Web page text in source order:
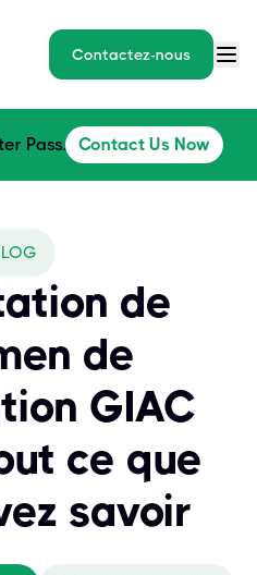
Contactez-nous
Pass. Contact Us Now
de
de
GIAC
ce que
savoir